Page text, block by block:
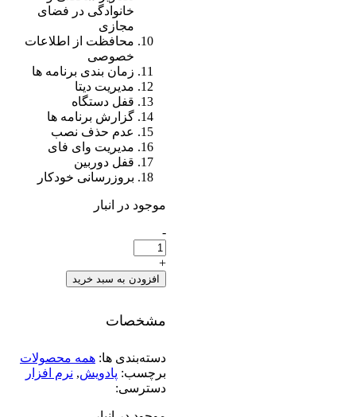
خانوادگی در فضای
مجازی
محافظت از اطلاعات
خصوصی
زمان بندی برنامه ها
مدیریت دیتا
قفل دستگاه
گزارش برنامه ها
عدم حذف نصب
مدیریت وای فای
قفل دوربین
بروزرسانی خودکار
موجود در انبار
نرم
افزار
مدیریت
خانوادگی
اشتراک
برای
یک
دستگاه
تعداد
-
+
افزودن به سبد خرید
مشخصات
دسته‌بندی ‌ها: همه محصولات
برچسب: پادویش, نرم افزار
دسترسی: